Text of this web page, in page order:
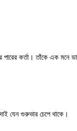
কর্তা। তাঁকে এক মনে
যেন গুরুভার চেপে থাকে।